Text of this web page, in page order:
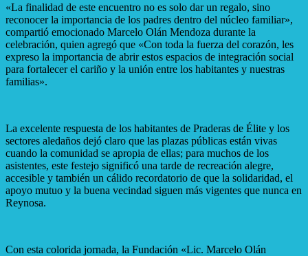
«La finalidad de este encuentro no es solo dar un regalo, sino
reconocer la importancia de los padres dentro del núcleo familiar»,
compartió emocionado Marcelo Olán Mendoza durante la
celebración, quien agregó que «Con toda la fuerza del corazón, les
expreso la importancia de abrir estos espacios de integración social
para fortalecer el cariño y la unión entre los habitantes y nuestras
familias».
La excelente respuesta de los habitantes de Praderas de Élite y los
sectores aledaños dejó claro que las plazas públicas están vivas
cuando la comunidad se apropia de ellas; para muchos de los
asistentes, este festejo significó una tarde de recreación alegre,
accesible y también un cálido recordatorio de que la solidaridad, el
apoyo mutuo y la buena vecindad siguen más vigentes que nunca en
Reynosa.
Con esta colorida jornada, la Fundación «Lic. Marcelo Olán